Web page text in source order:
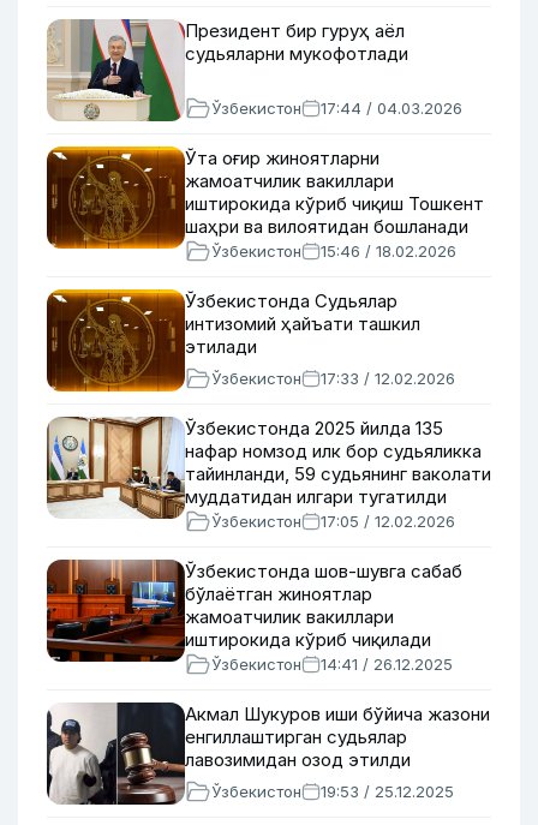
Президент бир гуруҳ аёл
судьяларни мукофотлади
Ўзбекистон 17:44 / 04.03.2026
Ўта оғир жиноятларни
жамоатчилик вакиллари
иштирокида кўриб чиқиш Тошкент
шаҳри ва вилоятидан бошланади
Ўзбекистон 15:46 / 18.02.2026
Ўзбекистонда Судьялар
интизомий ҳайъати ташкил
этилади
Ўзбекистон 17:33 / 12.02.2026
Ўзбекистонда 2025 йилда 135
нафар номзод илк бор судьяликка
тайинланди, 59 судьянинг ваколати
муддатидан илгари тугатилди
Ўзбекистон 17:05 / 12.02.2026
Ўзбекистонда шов-шувга сабаб
бўлаётган жиноятлар
жамоатчилик вакиллари
иштирокида кўриб чиқилади
Ўзбекистон 14:41 / 26.12.2025
Акмал Шукуров иши бўйича жазони
енгиллаштирган судьялар
лавозимидан озод этилди
Ўзбекистон 19:53 / 25.12.2025